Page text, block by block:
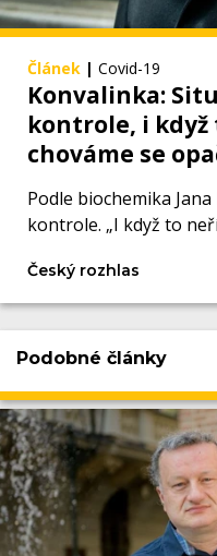
Článek | Covid-19
Konvalinka:
kontrole, i když
chováme se
Podle biochemika
kontrole. „I když to
Český rozhlas
Podobné články